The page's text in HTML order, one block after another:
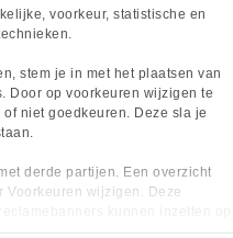
voorkeur, statistische en
stem je in met het plaatsen van
Door op voorkeuren wijzigen te
niet goedkeuren. Deze sla je
derde partijen. Een overzicht
Voorkeuren wijzigen. Deze
180Hz
119,-